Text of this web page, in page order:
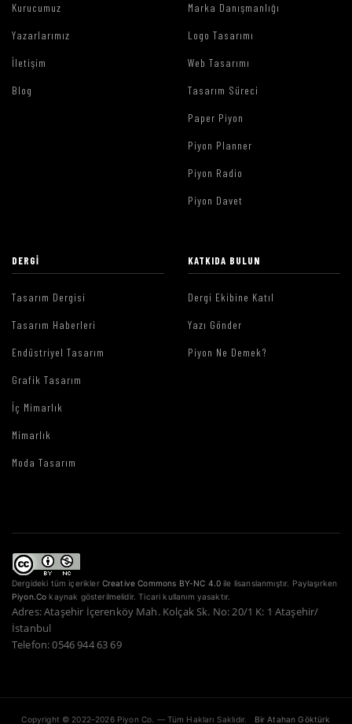
Kurucumuz
Yazarlarımız
İletişim
Blog
Marka Danışmanlığı
Logo Tasarımı
Web Tasarımı
Tasarım Süreci
Paper Piyon
Piyon Planner
Piyon Radio
Piyon Davet
DERGI
Tasarım Dergisi
Tasarım Haberleri
Endüstriyel Tasarım
Grafik Tasarım
İç Mimarlık
Mimarlık
Moda Tasarım
KATKIDA BULUN
Dergi Ekibine Katıl
Yazı Gönder
Piyon Ne Demek?
Dergideki tüm içerikler Creative Commons BY-NC 4.0 ile lisanslanmıştır. Paylaşırken
Piyon.Co kaynak gösterilmelidir. Ticari kullanım yasaktır.
Adres: Ataşehir İçerenköy Mah. Kolçak Sk. No: 20/1 K: 1 Ataşehir/
İstanbul
Telefon: 0546 944 63 69
Copyright © 2022–2026 Piyon Co. — Tüm Hakları Saklıdır. Bir Atahan Göktürk